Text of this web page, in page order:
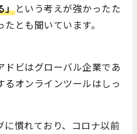
」という考えが強かったた
とも聞いています。
ドビはグローバル企業であ
るオンラインツールはしっ
慣れており、コロナ以前